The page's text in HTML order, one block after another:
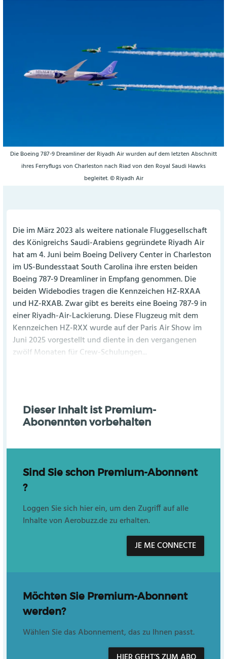
Die Boeing 787-9 Dreamliner der Riyadh Air wurden auf dem letzten Abschnitt
ihres Ferryflugs von Charleston nach Riad von den Royal Saudi Hawks
begleitet. © Riyadh Air
Die im März 2023 als weitere nationale Fluggesellschaft
des Königreichs Saudi-Arabiens gegründete Riyadh Air
hat am 4. Juni beim Boeing Delivery Center in Charleston
im US-Bundesstaat South Carolina ihre ersten beiden
Boeing 787-9 Dreamliner in Empfang genommen. Die
beiden Widebodies tragen die Kennzeichen HZ-RXAA
und HZ-RXAB. Zwar gibt es bereits eine Boeing 787-9 in
einer Riyadh-Air-Lackierung. Diese Flugzeug mit dem
Kennzeichen HZ-RXX wurde auf der Paris Air Show im
Juni 2025 vorgestellt und diente in den vergangenen
zwölf Monaten für Crew-Schulungen...
Dieser Inhalt ist Premium-
Abonennten vorbehalten
Sind Sie schon Premium-Abonnent
?
Loggen Sie sich hier ein, um den Zugriff auf alle
Inhalte von Aerobuzz.de zu erhalten.
JE ME CONNECTE
Möchten Sie Premium-Abonnent
werden?
Wählen Sie das Abonnement, das zu Ihnen passt.